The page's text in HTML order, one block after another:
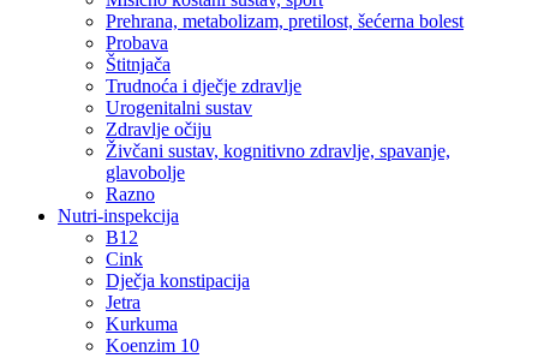
Prehrana, metabolizam, pretilost, šećerna bolest
Probava
Štitnjača
Trudnoća i dječje zdravlje
Urogenitalni sustav
Zdravlje očiju
Živčani sustav, kognitivno zdravlje, spavanje,
glavobolje
Razno
Nutri-inspekcija
B12
Cink
Dječja konstipacija
Jetra
Kurkuma
Koenzim 10